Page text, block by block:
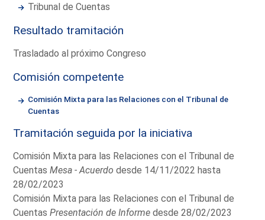
Tribunal de Cuentas
Resultado tramitación
Trasladado al próximo Congreso
Comisión competente
Comisión Mixta para las Relaciones con el Tribunal de
Cuentas
Tramitación seguida por la iniciativa
Comisión Mixta para las Relaciones con el Tribunal de
CuentasMesa - Acuerdo desde 14/11/2022 hasta
28/02/2023
Comisión Mixta para las Relaciones con el Tribunal de
CuentasPresentación de Informe desde 28/02/2023